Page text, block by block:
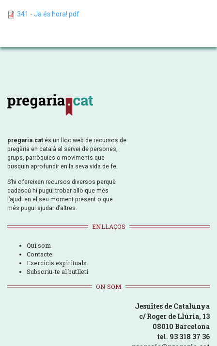
341 - Ja és hora!.pdf
pregaria.cat és un lloc web de recursos de
pregària en català al servei de persones,
grups, parròquies o moviments que
busquin aprofundir en la seva vida de fe.
S’hi ofereixen recursos diversos perquè
cadascú hi pugui trobar allò que més
l’ajudi en el seu moment present o que
més pugui ajudar d’altres.
ENLLAÇOS
Qui som
Contacte
Exercicis espirituals
Subscriu-te al butlletí
ON SOM
Jesuïtes de Catalunya
c/ Roger de Llúria, 13
08010 Barcelona
tel. 93 318 37 36